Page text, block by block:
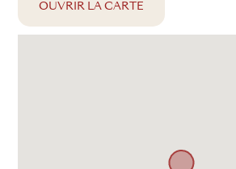
OUVRIR LA CARTE